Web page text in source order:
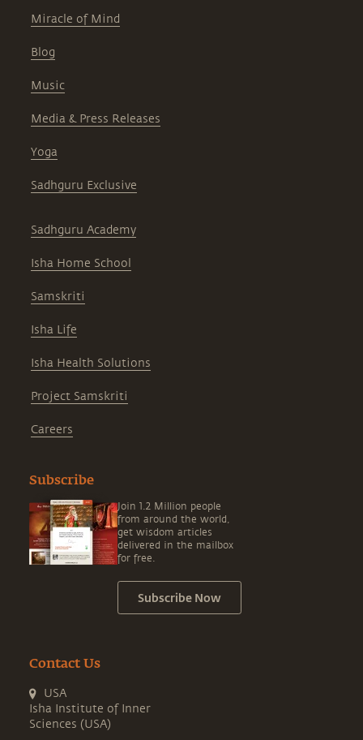
Miracle of Mind
Blog
Music
Media & Press Releases
Yoga
Sadhguru Exclusive
Sadhguru Academy
Isha Home School
Samskriti
Isha Life
Isha Health Solutions
Project Samskriti
Careers
Subscribe
Join 1.2 Million people
from around the world,
get wisdom articles
delivered in the mailbox
for free.
Subscribe Now
Contact Us
USA
Isha Institute of Inner
Sciences (USA)